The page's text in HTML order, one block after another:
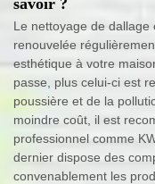
Le nettoyage de
renouvelée
esthétique à votre
passe, plus celui-ci est
poussière et de la
moindre coût, il est
professionnel comme
dernier dispose des
convenablement les